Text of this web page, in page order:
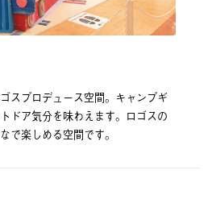
スプロデュース空間。キャンプギ
ドア気分を味わえます。ロゴスの
で楽しめる空間です。